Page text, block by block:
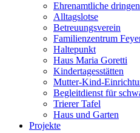
Ehrenamtliche
Alltagslotse
Betreuungsverein
Familienzentrum
Haltepunkt
Haus Maria Goretti
Kindertagesstätten
Mutter-Kind-
Begleitdienst für
Trierer Tafel
Haus und Garten
Projekte